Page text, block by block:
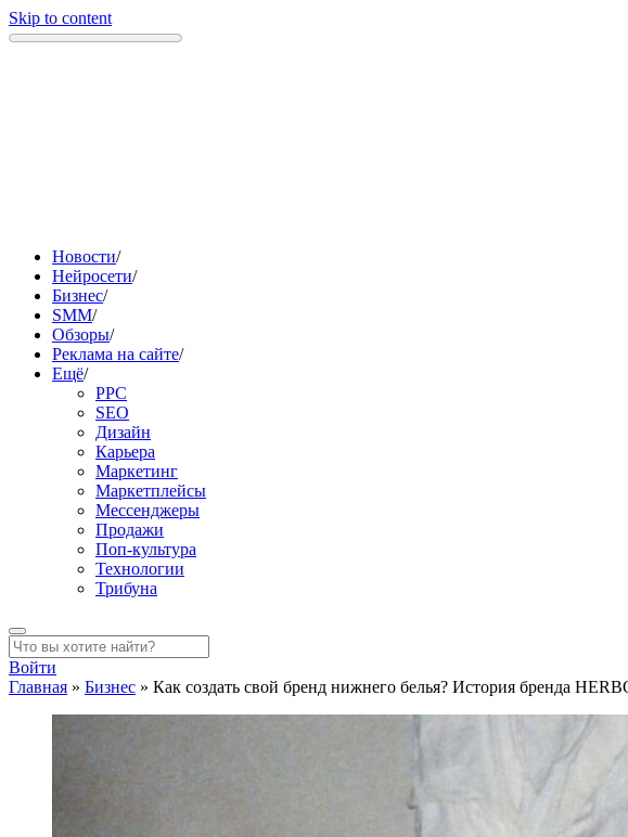
Skip to content
Новости/
Нейросети/
Бизнес/
SMM/
Обзоры/
Реклама на сайте/
Ещё/
PPC
SEO
Дизайн
Карьера
Маркетинг
Маркетплейсы
Мессенджеры
Продажи
Поп-культура
Технологии
Трибуна
Войти
Главная » Бизнес » Как создать свой бренд нижнего белья? История бренда